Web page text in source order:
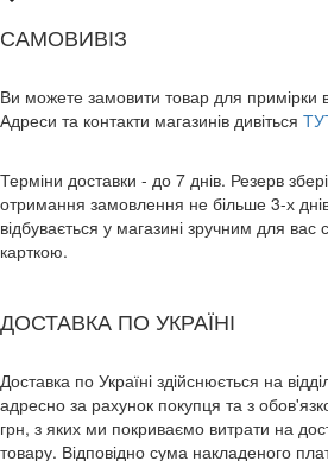
САМОВИВІЗ
Ви можете замовити товар для примірки
Адреси та контакти магазинів дивіться
Терміни доставки - до 7 днів. Резерв
отримання замовлення не більше 3-х
відбувається у магазині зручним для
карткою.
ДОСТАВКА ПО УКРАЇНІ
Доставка по Україні здійснюється на
адресно за рахунок покупця та з
грн, з яких ми покриваємо витрати на
товару. Відповідно сума накладеного